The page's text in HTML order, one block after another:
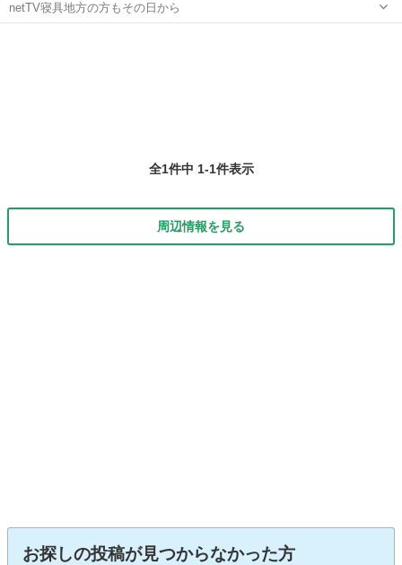
netTV寝具地方の方もその日から
全1件中 1-1件表示
周辺情報を見る
お探しの投稿が見つからなかった方